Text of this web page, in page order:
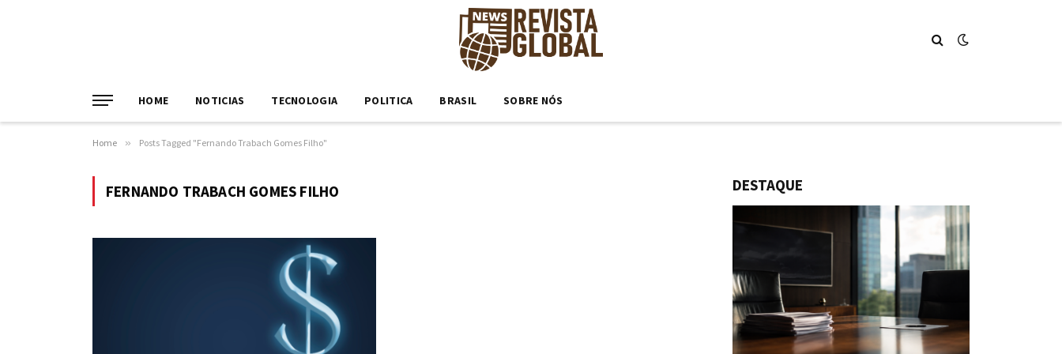
HOME NOTICIAS TECNOLOGIA POLITICA BRASIL SOBRE NÓS
Home » Posts Tagged "Fernando Trabach Gomes Filho"
FERNANDO TRABACH GOMES FILHO DESTAQUE